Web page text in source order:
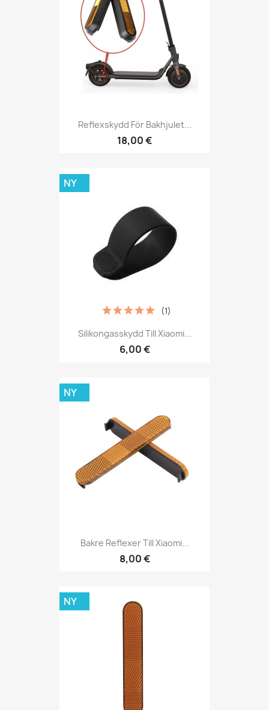
Reflexskydd För Bakhjulet...
18,00 €
Silikongasskydd Till Xiaomi...
6,00 €
(1)
NY
Bakre Reflexer Till Xiaomi...
8,00 €
NY
NY